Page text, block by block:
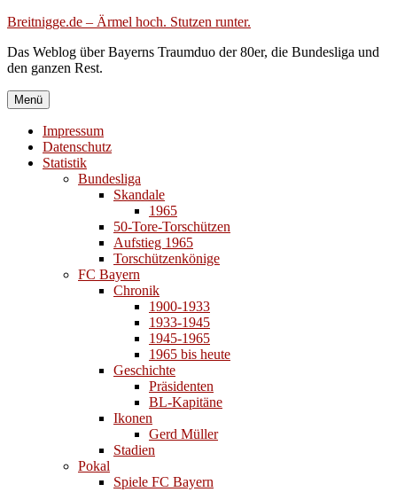
Zum
springen
Breitnigge.de – Ärmel hoch. Stutzen runter.
Das Weblog über Bayerns Traumduo der 80er, die Bundesliga und
den ganzen Rest.
Menü
Impressum
Datenschutz
Statistik
Bundesliga
Skandale
1965
50-Tore-Torschützen
Aufstieg 1965
Torschützenkönige
FC Bayern
Chronik
1900-1933
1933-1945
1945-1965
1965 bis heute
Geschichte
Präsidenten
BL-Kapitäne
Ikonen
Gerd Müller
Stadien
Pokal
Spiele FC Bayern